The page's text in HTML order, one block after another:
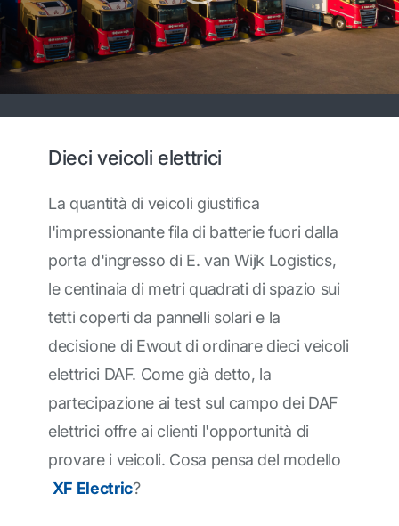
Dieci veicoli elettrici
La quantità di veicoli giustifica
l'impressionante fila di batterie fuori dalla
porta d'ingresso di E. van Wijk Logistics,
le centinaia di metri quadrati di spazio sui
tetti coperti da pannelli solari e la
decisione di Ewout di ordinare dieci veicoli
elettrici DAF. Come già detto, la
partecipazione ai test sul campo dei DAF
elettrici offre ai clienti l'opportunità di
provare i veicoli. Cosa pensa del modello
XF Electric?